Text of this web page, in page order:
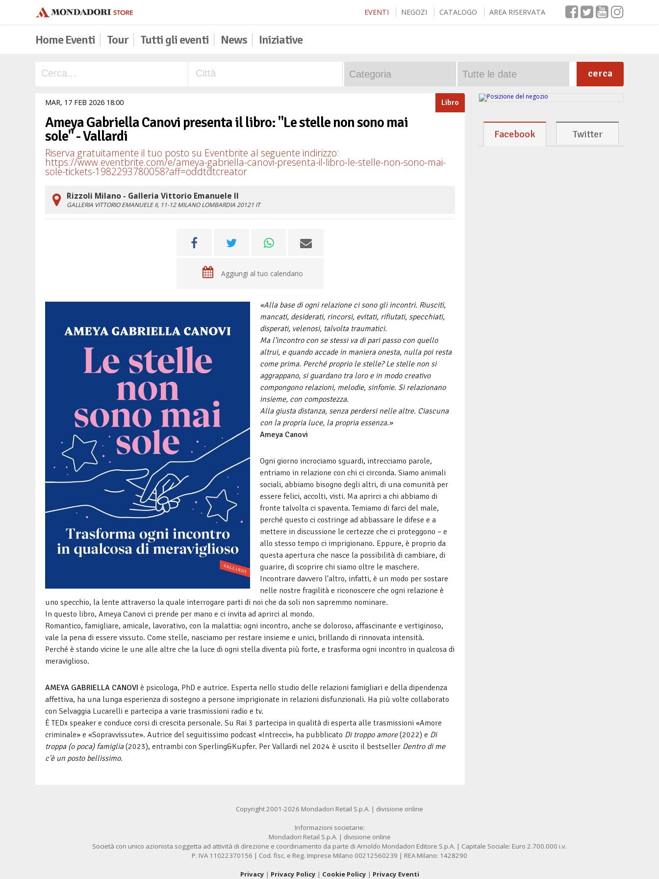
EVENTI NEGOZI CATALOGO AREA RISERVATA
Home Eventi Tour Tutti gli eventi News Iniziative
cerca
Libro
MAR, 17 FEB 2026 1800
Ameya Gabriella Canovi presenta il libro: "Le stelle non sono mai
sole" - Vallardi
Riserva gratuitamente il tuo posto su Eventbrite al seguente indirizzo:
https://www.eventbrite.com/e/ameya-gabriella-canovi-presenta-il-libro-le-stelle-non-sono-mai-
sole-tickets-1982293780058?aff=oddtdtcreator
Rizzoli Milano - Galleria Vittorio Emanuele II
GALLERIA VITTORIO EMANUELE II, 11-12MILANO LOMBARDIA20121 IT
Aggiungi al tuo calendario
«Alla base di ogni relazione ci sono gli incontri. Riusciti,
mancati, desiderati, rincorsi, evitati, rifiutati, specchiati,
disperati, velenosi, talvolta traumatici.
Ma l'incontro con se stessi va di pari passo con quello
altrui, e quando accade in maniera onesta, nulla poi resta
come prima. Perché proprio le stelle? Le stelle non si
aggrappano, si guardano tra loro e in modo creativo
compongono relazioni, melodie, sinfonie. Si relazionano
insieme, con compostezza.
Alla giusta distanza, senza perdersi nelle altre. Ciascuna
con la propria luce, la propria essenza.»
Ameya Canovi
Ogni giorno incrociamo sguardi, intrecciamo parole,
entriamo in relazione con chi ci circonda. Siamo animali
sociali, abbiamo bisogno degli altri, di una comunità per
essere felici, accolti, visti. Ma aprirci a chi abbiamo di
fronte talvolta ci spaventa. Temiamo di farci del male,
perché questo ci costringe ad abbassare le difese e a
mettere in discussione le certezze che ci proteggono – e
allo stesso tempo ci imprigionano. Eppure, è proprio da
questa apertura che nasce la possibilità di cambiare, di
guarire, di scoprire chi siamo oltre le maschere.
Incontrare davvero l'altro, infatti, è un modo per sostare
nelle nostre fragilità e riconoscere che ogni relazione è
uno specchio, la lente attraverso la quale interrogare parti di noi che da soli non sapremmo nominare.
In questo libro, Ameya Canovi ci prende per mano e ci invita ad aprirci al mondo.
Romantico, famigliare, amicale, lavorativo, con la malattia: ogni incontro, anche se doloroso, affascinante e vertiginoso,
vale la pena di essere vissuto. Come stelle, nasciamo per restare insieme e unici, brillando di rinnovata intensità.
Perché è stando vicine le une alle altre che la luce di ogni stella diventa più forte, e trasforma ogni incontro in qualcosa di
meraviglioso.
AMEYA GABRIELLA CANOVI è psicologa, PhD e autrice. Esperta nello studio delle relazioni famigliari e della dipendenza
affettiva, ha una lunga esperienza di sostegno a persone imprigionate in relazioni disfunzionali. Ha più volte collaborato
con Selvaggia Lucarelli e partecipa a varie trasmissioni radio e tv.
È TEDx speaker e conduce corsi di crescita personale. Su Rai 3 partecipa in qualità di esperta alle trasmissioni «Amore
criminale» e «Sopravvissute». Autrice del seguitissimo podcast «Intrecci», ha pubblicato Di troppo amore(2022) e Di
troppa (o poca) famiglia(2023), entrambi con Sperling&Kupfer. Per Vallardi nel 2024 è uscito il bestseller Dentro di me
c'è un posto bellissimo.
Facebook Twitter
Copyright 2001-2026 Mondadori Retail S.p.A. | divisione online
Informazioni societarie:
Mondadori Retail S.p.A. | divisione online
Società con unico azionista soggetta ad attività di direzione e coordinamento da parte di Arnoldo Mondadori Editore S.p.A. | Capitale Sociale: Euro 2.700.000 i.v.
P. IVA 11022370156 | Cod. fisc. e Reg. Imprese Milano 00212560239 | REA Milano: 1428290
Privacy | Privacy Policy | Cookie Policy | Privacy Eventi